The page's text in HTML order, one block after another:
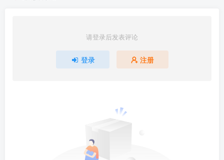
请登录后发表评论
登录 注册